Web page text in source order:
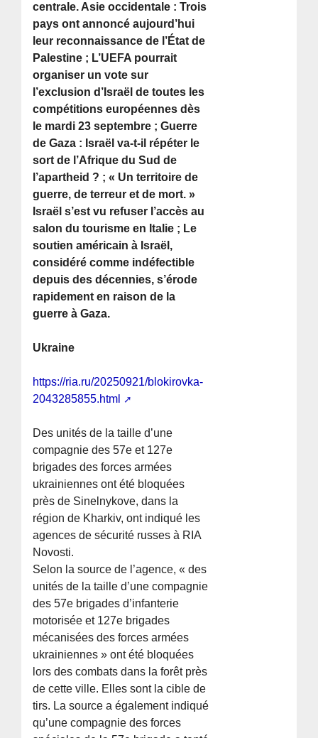
centrale. Asie occidentale : Trois
pays ont annoncé aujourd’hui
leur reconnaissance de l’État de
Palestine ; L’UEFA pourrait
organiser un vote sur
l’exclusion d’Israël de toutes les
compétitions européennes dès
le mardi 23 septembre ; Guerre
de Gaza : Israël va-t-il répéter le
sort de l’Afrique du Sud de
l’apartheid ? ; « Un territoire de
guerre, de terreur et de mort. »
Israël s’est vu refuser l’accès au
salon du tourisme en Italie ; Le
soutien américain à Israël,
considéré comme indéfectible
depuis des décennies, s’érode
rapidement en raison de la
guerre à Gaza.
Ukraine
https://ria.ru/20250921/blokirovka-
2043285855.html
Des unités de la taille d’une
compagnie des 57e et 127e
brigades des forces armées
ukrainiennes ont été bloquées
près de Sinelnykove, dans la
région de Kharkiv, ont indiqué les
agences de sécurité russes à RIA
Novosti.
Selon la source de l’agence, « des
unités de la taille d’une compagnie
des 57e brigades d’infanterie
motorisée et 127e brigades
mécanisées des forces armées
ukrainiennes » ont été bloquées
lors des combats dans la forêt près
de cette ville. Elles sont la cible de
tirs. La source a également indiqué
qu’une compagnie des forces